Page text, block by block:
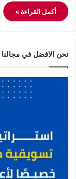
أكمل القراءة »
نحن الافضل في مجالنا